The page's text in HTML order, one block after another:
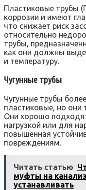
Пластиковые трубы
коррозии и имеют
что снижает риск
относительно
трубы,
как они должны
и температуру.
Чугунные трубы
Чугунные трубы
пластиковые, но они
Они хорошо
нагрузкой или для
повышенная
повреждениям.
Читать статью
муфты на
устанавливать